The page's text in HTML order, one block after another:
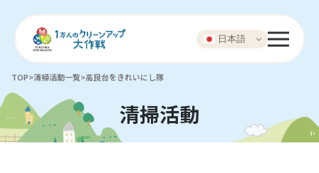
日本語
TOP>清掃活動一覧>高良台をきれいにし隊
清掃活動